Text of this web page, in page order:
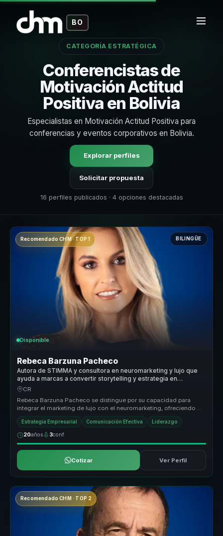
BO
CATEGORÍA ESTRATÉGICA
Conferencistas de
Motivación Actitud
Positiva en Bolivia
Especialistas en Motivación Actitud Positiva para
conferencias y eventos corporativos en Bolivia.
Explorar perfiles
Solicitar propuesta
16 perfiles publicados · 4 opciones destacadas
Recomendado CHM · TOP 1 BILINGÜE
Disponible
Rebeca Barzuna Pacheco
Autora de STIMMA y consultora en neuromarketing y lujo que
ayuda a marcas a convertir storytelling y estrategia en
posicionamiento y ventaja competitiva.
CR
Rebeca Barzuna Pacheco se distingue por su capacidad para
integrar el marketing de lujo con el neuromarketing, ofreciendo un
enfoque únic...
Estrategia Empresarial Comunicación Efectiva Liderazgo
20años 3conf.
Cotizar Ver Perfil
Recomendado CHM · TOP 2